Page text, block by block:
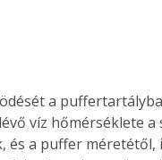
a
víz hőmérséklete
és a puffer